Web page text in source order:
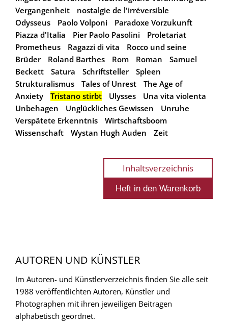
Vergangenheit
nostalgie de l'irréversible
Odysseus
Paolo Volponi
Paradoxe Vorzukunft
Piazza d'Italia
Pier Paolo Pasolini
Proletariat
Prometheus
Ragazzi di vita
Rocco und seine
Brüder
Roland Barthes Rom Roman
Samuel
Beckett
Satura Schriftsteller
Spleen
Strukturalismus
Tales of Unrest
The Age of
Anxiety
Tristano stirbt Ulysses
Una vita violenta
Unbehagen
Unglückliches Gewissen
Unruhe
Verspätete Erkenntnis
Wirtschaftsboom
Wissenschaft
Wystan Hugh Auden Zeit
Inhaltsverzeichnis
AUTOREN UND KÜNSTLER
Im Autoren- und Künstlerverzeichnis finden Sie alle seit
1988 veröffentlichten Autoren, Künstler und
Photographen mit ihren jeweiligen Beitragen
alphabetisch geordnet.